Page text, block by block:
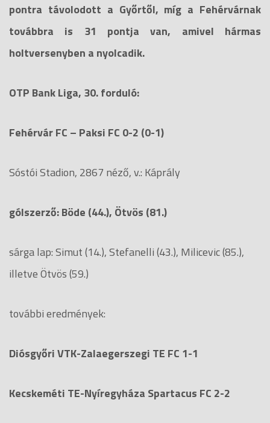
pontra távolodott a Győrtől, míg a Fehérvárnak
továbbra is 31 pontja van, amivel hármas
holtversenyben a nyolcadik.
OTP Bank Liga, 30. forduló:
Fehérvár FC – Paksi FC 0-2 (0-1)
Sóstói Stadion, 2867 néző, v.: Káprály
gólszerző: Böde (44.), Ötvös (81.)
sárga lap: Simut (14.), Stefanelli (43.), Milicevic (85.),
illetve Ötvös (59.)
további eredmények:
Diósgyőri VTK-Zalaegerszegi TE FC 1-1
Kecskeméti TE-Nyíregyháza Spartacus FC 2-2